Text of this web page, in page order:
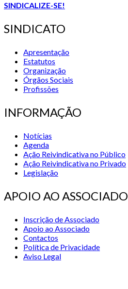
SINDICALIZE-SE!
SINDICATO
Apresentação
Estatutos
Organização
Órgãos Sociais
Profissões
INFORMAÇÃO
Notícias
Agenda
Ação Reivindicativa no Público
Ação Reivindicativa no Privado
Legislação
APOIO AO ASSOCIADO
Inscrição de Associado
Apoio ao Associado
Contactos
Política de Privacidade
Aviso Legal